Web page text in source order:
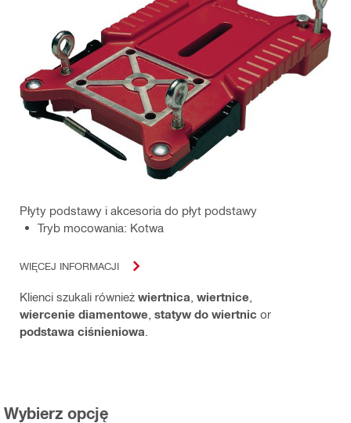
Płyty podstawy i akcesoria do płyt podstawy
Tryb mocowania: Kotwa
WIĘCEJ INFORMACJI
Klienci szukali również wiertnica wiertnice
wiercenie diamentowe statyw do wiertnic or
podstawa ciśnieniowa
Wybierz opcję